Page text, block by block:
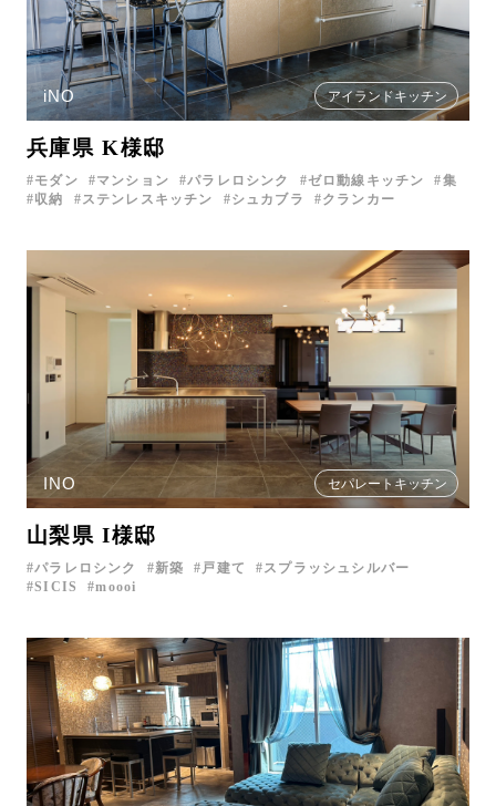
iNO アイランドキッチン
兵庫県 K様邸
モダン マンション パラレロシンク ゼロ動線キッチン
集
収納
ステンレスキッチン シュカブラ クランカー
INO セパレートキッチン
山梨県 I様邸
パラレロシンク 新築 戸建て
スプラッシュシルバー
SICIS
moooi